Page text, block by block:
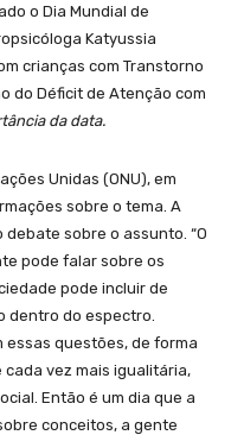
o Dia Mundial de
Katyussia
crianças com Transtorno
do Déficit de Atenção com
da data.
Unidas (ONU), em
sobre o tema. A
sobre o assunto. “O
pode falar sobre os
pode incluir de
dentro do espectro.
essas questões, de forma
vez mais igualitária,
Então é um dia que a
conceitos, a gente